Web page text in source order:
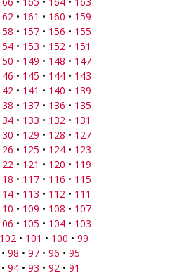
• 161 • 160 • 159
• 157• 156 • 155
• 153 • 152• 151
• 149 • 148 • 147
• 145 • 144• 143
• 141 • 140 • 139
• 137• 136 • 135
• 133 • 132• 131
• 129 • 128 • 127
• 125 • 124• 123
• 121 • 120 • 119
• 117• 116 • 115
• 113 • 112• 111
• 109 • 108 • 107
• 105 • 104• 103
102• 101 • 100 • 99
98 • 97• 96 • 95
94• 93 • 92• 91